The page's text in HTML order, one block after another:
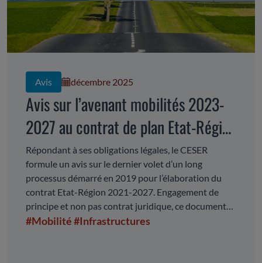
Avis décembre 2025
Avis sur l’avenant mobilités 2023-
2027 au contrat de plan Etat-Région
2021-2027
Répondant à ses obligations légales, le CESER
formule un avis sur le dernier volet d’un long
processus démarré en 2019 pour l’élaboration du
contrat Etat-Région 2021-2027. Engagement de
principe et non pas contrat juridique, ce document
comprend des crédits contractualisés, et d’autres
#Mobilité#Infrastructures